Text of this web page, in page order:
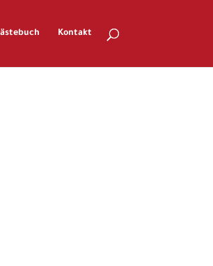
Kontakt